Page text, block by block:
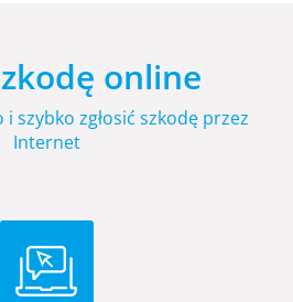
online
szybko zgłosić szkodę przez
Internet